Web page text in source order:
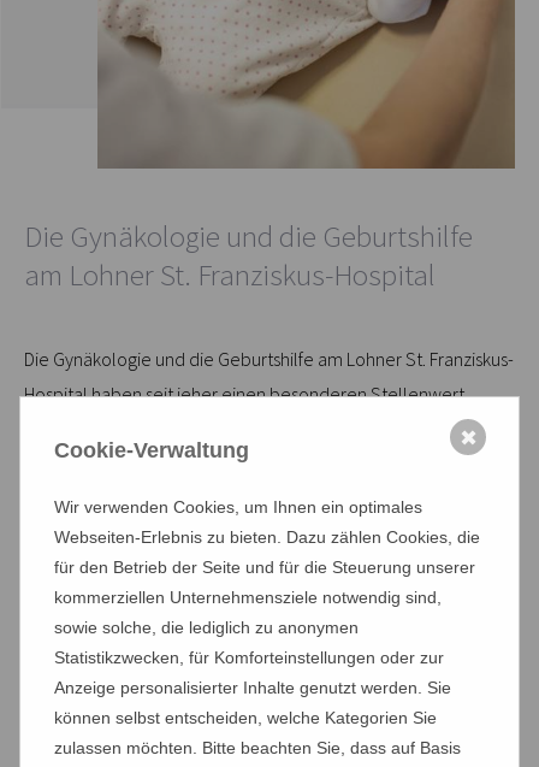
Die Gynäkologie und die Geburtshilfe
am Lohner St. Franziskus-Hospital
Die Gynäkologie und die Geburtshilfe am Lohner St. Franziskus-
Hospital haben seit jeher einen besonderen Stellenwert.
Gesundheits- und (Kinder-) Krankenpflegekräfte arbeiten hier
eng zusammen, um unseren Patientinnen, werdenden Müttern
und den Neugeborenen ein umfangreiches Spektrum an
gynäkologischen und geburtshilflichen Leistungen zu bieten.
Dank dieser umfassenden Betreuung zeichnet sich unsere
gynäkologisch-geburtshilfliche Abteilung durch eine hohe
medizinische Qualität und eine familienorientierte 1:1-
Betreuung aus.
Cookie-Verwaltung
Wir verwenden Cookies, um Ihnen ein optimales
Webseiten-Erlebnis zu bieten. Dazu zählen Cookies, die
für den Betrieb der Seite und für die Steuerung unserer
kommerziellen Unternehmensziele notwendig sind,
sowie solche, die lediglich zu anonymen
Statistikzwecken, für Komforteinstellungen oder zur
Anzeige personalisierter Inhalte genutzt werden. Sie
können selbst entscheiden, welche Kategorien Sie
zulassen möchten. Bitte beachten Sie, dass auf Basis
✖